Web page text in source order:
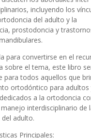
incluyendo los
del adulto y la
prostodoncia y
para convertirse en el
sobre el tema, este libro
para todos aquellos que
ortodóntico para adultos
a la ortodoncia
interdisciplinario de
adulto.
Principales: